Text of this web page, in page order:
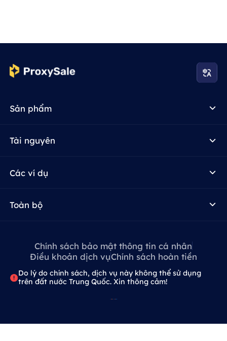
Sản phẩm
Tài nguyên
Các ví dụ
Toàn bộ
Chính sách bảo mật thông tin cá nhân
Điều khoản dịch vụChính sách hoàn tiền
Do lý do chính sách, dịch vụ này không thể sử dụng
trên đất nước Trung Quốc. Xin thông cảm!